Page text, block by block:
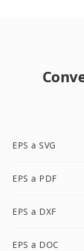
EPS a SVG
EPS a PDF
EPS a DXF
EPS a DOC